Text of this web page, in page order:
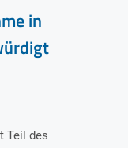
in
Teil des